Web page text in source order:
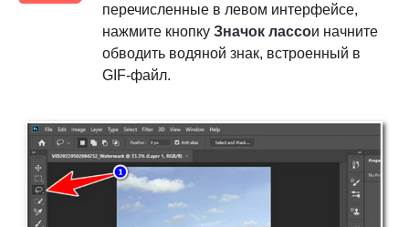
перечисленные в левом интерфейсе,
нажмите кнопку Значок лассои начните
обводить водяной знак, встроенный в
GIF-файл.